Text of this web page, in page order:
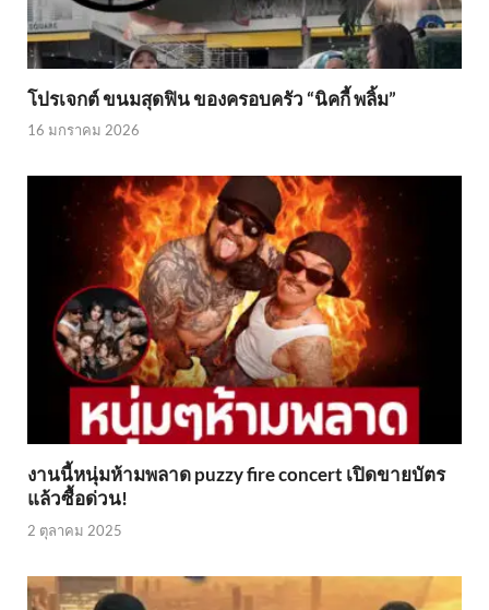
โปรเจกต์ ขนมสุดฟิน ของครอบครัว “นิคกี้ พลิ้ม”
16 มกราคม 2026
งานนี้หนุ่มห้ามพลาด puzzy fire concert เปิดขายบัตร
แล้วซื้อด่วน!
2 ตุลาคม 2025